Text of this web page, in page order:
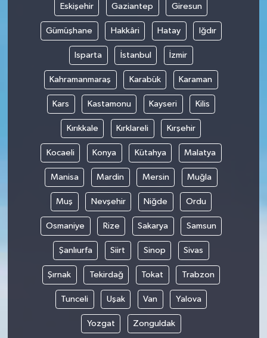
Eskişehir Gaziantep Giresun
Gümüşhane Hakkâri Hatay Iğdır
Isparta İstanbul İzmir
Kahramanmaraş Karabük Karaman
Kars Kastamonu Kayseri Kilis
Kırıkkale Kırklareli Kırşehir
Kocaeli Konya Kütahya Malatya
Manisa Mardin Mersin Muğla
Muş Nevşehir Niğde Ordu
Osmaniye Rize Sakarya Samsun
Şanlıurfa Siirt Sinop Sivas
Şırnak Tekirdağ Tokat Trabzon
Tunceli Uşak Van Yalova
Yozgat Zonguldak